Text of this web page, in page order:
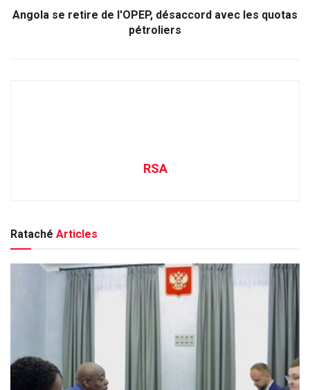
Angola se retire de l'OPEP, désaccord avec les quotas
pétroliers
RSA
Rataché Articles